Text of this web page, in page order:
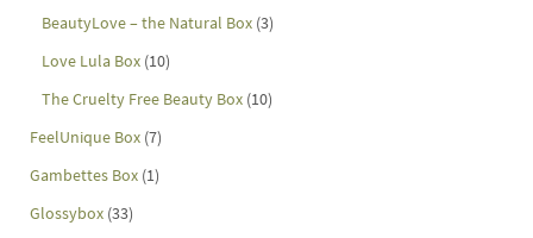
BeautyLove – the Natural Box (3)
Love Lula Box (10)
The Cruelty Free Beauty Box (10)
FeelUnique Box (7)
Gambettes Box (1)
Glossybox (33)